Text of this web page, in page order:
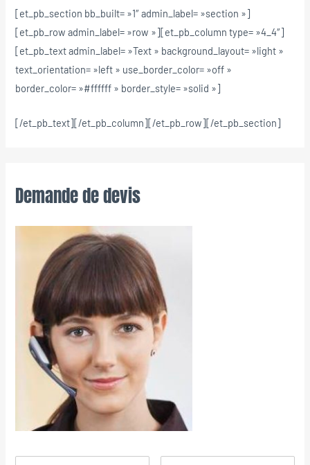
[et_pb_section bb_built= »1″ admin_label= »section »]
[et_pb_row admin_label= »row »][et_pb_column type= »4_4″]
[et_pb_text admin_label= »Text » background_layout= »light »
text_orientation= »left » use_border_color= »off »
border_color= »#ffffff » border_style= »solid »]
[/et_pb_text][/et_pb_column][/et_pb_row][/et_pb_section]
Demande de devis